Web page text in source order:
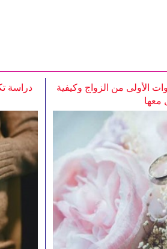
دراسة
الأولى من الزواج وكيفية
معها